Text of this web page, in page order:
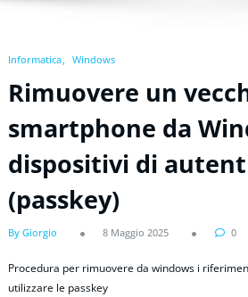
Informatica Windows
Rimuovere un
smartphone da
dispositivi di
(passkey)
By Giorgio 8 Maggio 2025 0
Procedura per rimuovere da windows i
utilizzare le passkey